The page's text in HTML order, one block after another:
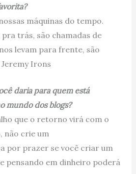
máquinas do tempo.
pra trás, são chamadas de
levam para frente, são
Jeremy Irons
daria para quem está
mundo dos blogs?
que o retorno virá com o
não crie um
por prazer se você criar um
pensando em dinheiro poderá